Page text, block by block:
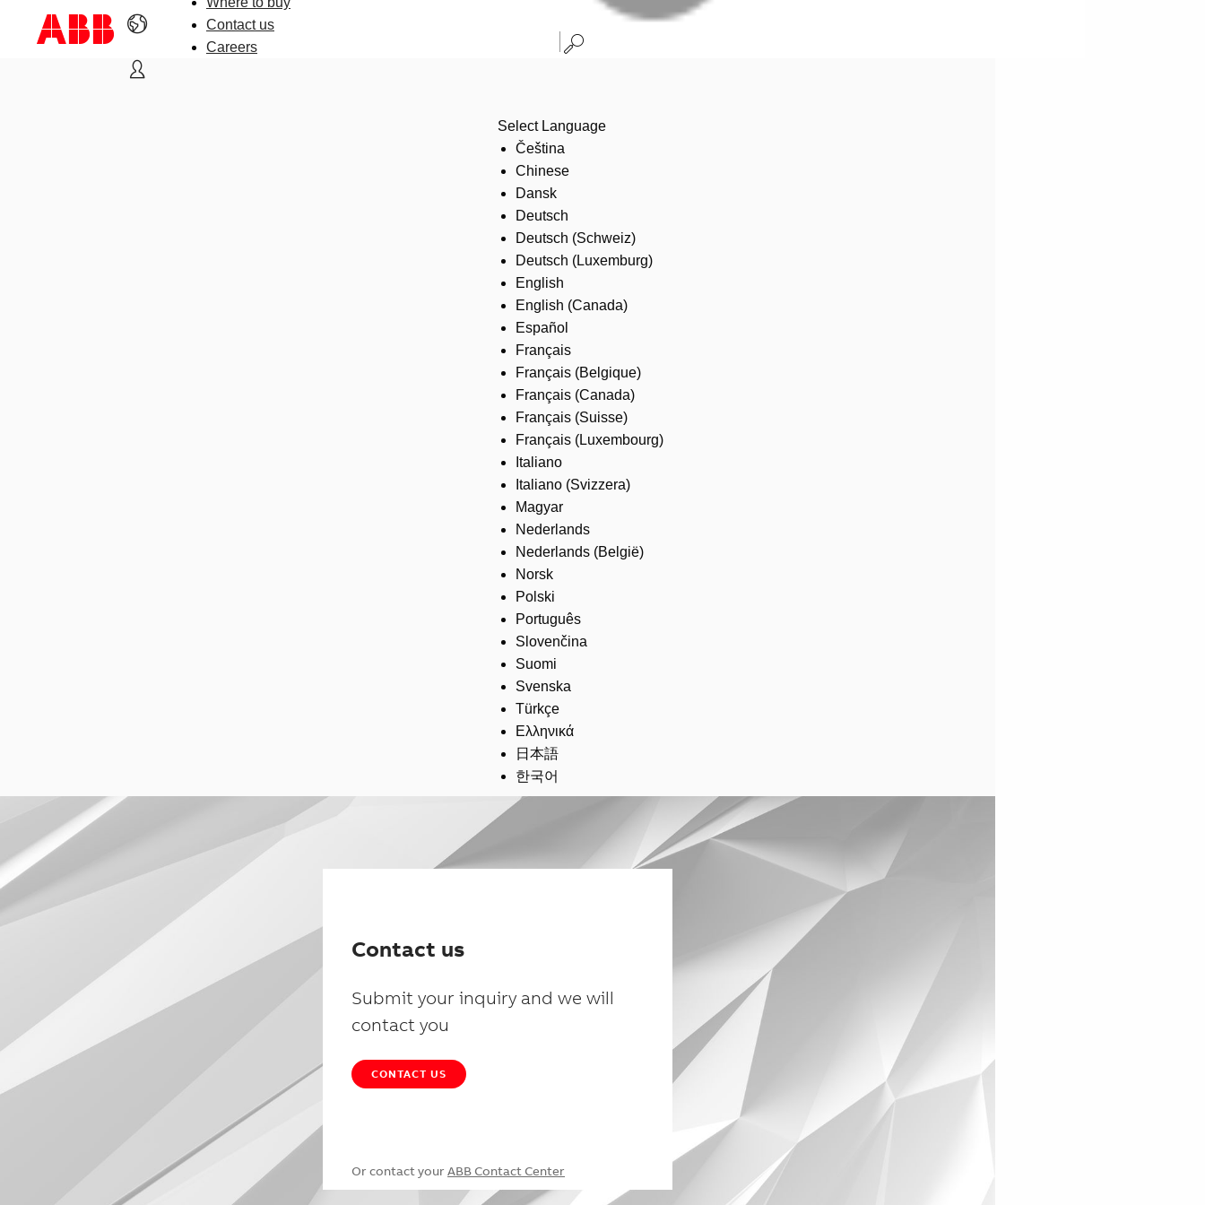
Contact us
Careers
Select Language
Čeština
Chinese
Dansk
Deutsch
Deutsch (Schweiz)
Deutsch (Luxemburg)
English
English (Canada)
Español
Français
Français (Belgique)
Français (Canada)
Français (Suisse)
Français (Luxembourg)
Italiano
Italiano (Svizzera)
Magyar
Nederlands
Nederlands (België)
Norsk
Polski
Português
Slovenčina
Suomi
Svenska
Türkçe
Ελληνικά
日本語
한국어
Contact us
Submit your inquiry and we will
contact you
CONTACT US
Or contact your ABB Contact Center